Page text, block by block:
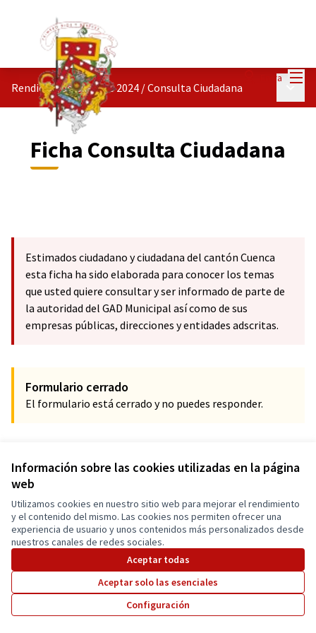
Información sobre las cookies utilizadas en la página
web
Utilizamos cookies en nuestro sitio web para mejorar el rendimiento
y el contenido del mismo. Las cookies nos permiten ofrecer una
experiencia de usuario y unos contenidos más personalizados desde
nuestros canales de redes sociales.
Aceptar todas
Aceptar solo las esenciales
Configuración
Entra
Rendición de Cuentas 2024 /Consulta Ciudadana
Ficha Consulta Ciudadana
Estimados ciudadano y ciudadana del cantón Cuenca
esta ficha ha sido elaborada para conocer los temas
que usted quiere consultar y ser informado de parte de
la autoridad del GAD Municipal así como de sus
empresas públicas, direcciones y entidades adscritas.
Formulario cerrado
El formulario está cerrado y no puedes responder.
Términos y condiciones de uso
Configuración de cookies
Cuenca Participa en X
(Enlace externo)
Cuenca Participa en Facebook
Cuenca Participa en Instagram
Web creada consoftware libre .
Con licencia
(Enlace